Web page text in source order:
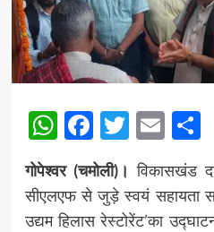
WhatsApp
Facebook
Twitter
गोपेश्वर (चमोली)। विकासखंड
सीएलएफ से जुड़े स्वयं सहायता
उद्यम हिलास रेस्टोरेंट’का